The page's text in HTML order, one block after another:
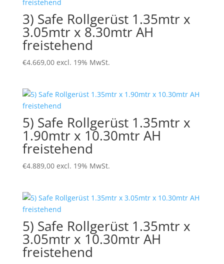
3) Safe Rollgerüst 1.35mtr x
3.05mtr x 8.30mtr AH
freistehend
€4.669,00 excl. 19% MwSt.
5) Safe Rollgerüst 1.35mtr x
1.90mtr x 10.30mtr AH
freistehend
€4.889,00 excl. 19% MwSt.
5) Safe Rollgerüst 1.35mtr x
3.05mtr x 10.30mtr AH
freistehend